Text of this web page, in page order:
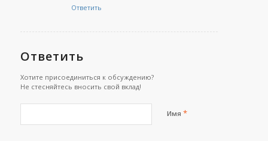
Ответить
Ответить
Хотите присоединиться к обсуждению?
Не стесняйтесь вносить свой вклад!
Имя *